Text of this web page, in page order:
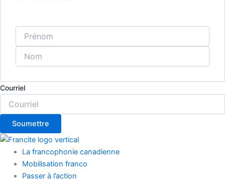
Courriel
La francophonie canadienne
Mobilisation franco
Passer à l’action